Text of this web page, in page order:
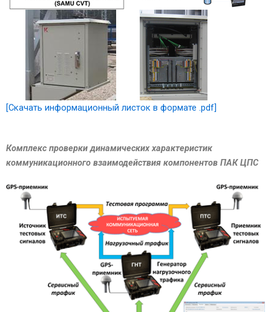
[Скачать информационный листок в формате .pdf]
Комплекс проверки динамических характеристик
коммуникационного взаимодействия компонентов ПАК ЦПС